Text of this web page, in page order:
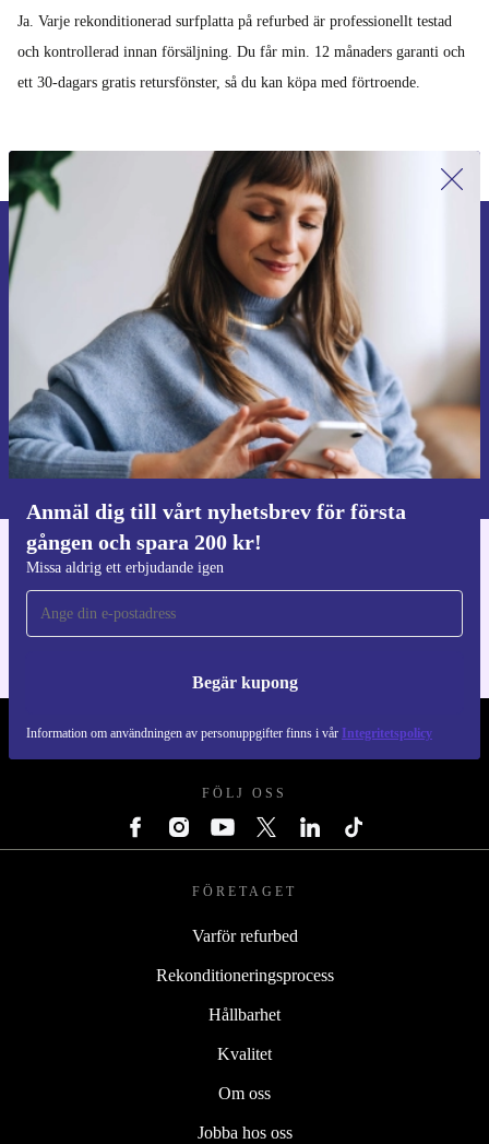
Ja. Varje rekonditionerad surfplatta på refurbed är professionellt testad
och kontrollerad innan försäljning. Du får min. 12 månaders garanti och
ett 30-dagars gratis retursfönster, så du kan köpa med förtroende.
Anmäl dig till vårt nyhetsbrev för första
gången och spara 200 kr!
Missa aldrig ett erbjudande igen
Begär kupong
Information om användningen av personuppgifter finns i vår Integritetspolicy
Anmäl dig till vårt nyhetsbrev för
första gången och spara 200 kr!
Missa aldrig ett erbjudande igen.
Begär kupong
Information om användningen av personuppgifter finns i vår
Integritetspolicy.
Ladda ner refurbed appen
För iOS och Android
REFURBED SVERIGE - RETHINK NEW.
FÖLJ OSS
FÖRETAGET
Varför refurbed
Rekonditioneringsprocess
Hållbarhet
Kvalitet
Om oss
Jobba hos oss